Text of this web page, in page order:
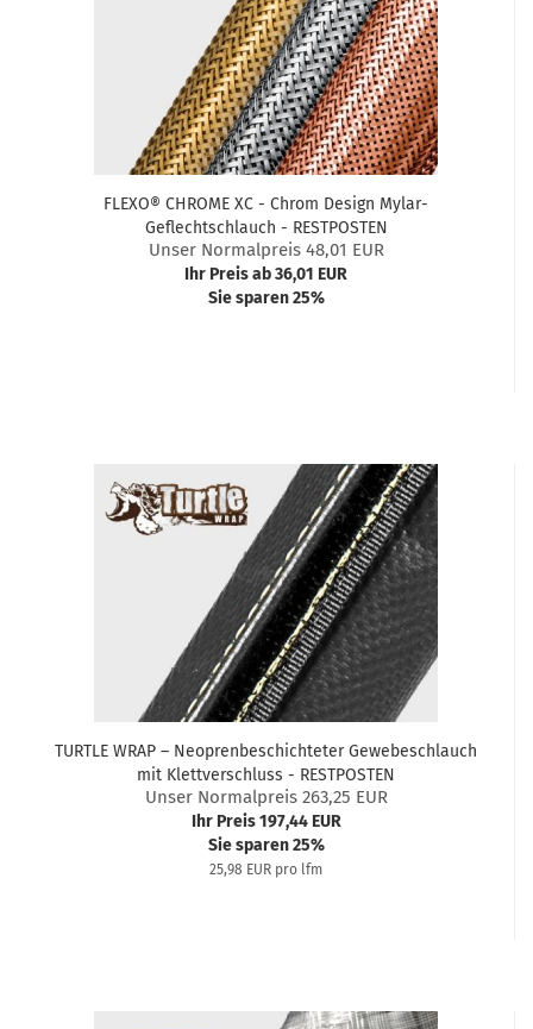
FLEXO® CHROME XC - Chrom Design Mylar-
Geflechtschlauch - RESTPOSTEN
Unser Normalpreis 48,01 EUR
Ihr Preis ab 36,01 EUR
Sie sparen 25%
TURTLE WRAP – Neoprenbeschichteter Gewebeschlauch
mit Klettverschluss - RESTPOSTEN
Unser Normalpreis 263,25 EUR
Ihr Preis 197,44 EUR
Sie sparen 25%
25,98 EUR pro lfm